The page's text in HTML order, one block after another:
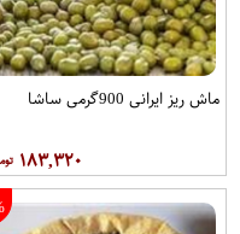
ماش ریز ایرانی 900گرمی ساشا
۱۸۳,۳۲۰